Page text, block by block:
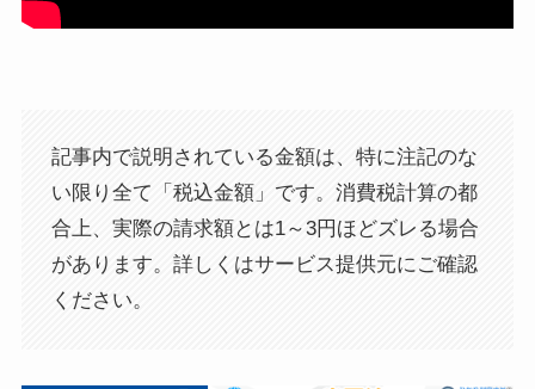
記事内で説明されている金額は、特に注記のな
い限り全て「税込金額」です。消費税計算の都
合上、実際の請求額とは1～3円ほどズレる場合
があります。詳しくはサービス提供元にご確認
ください。